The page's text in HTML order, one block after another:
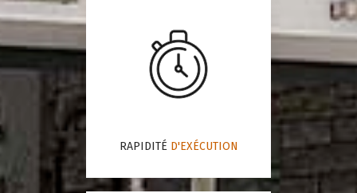
RAPIDITÉ D'EXÉCUTION